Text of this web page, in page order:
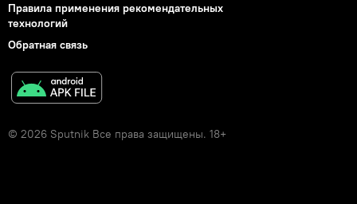
Правила применения рекомендательных
технологий
Обратная связь
© 2026 Sputnik Все права защищены. 18+